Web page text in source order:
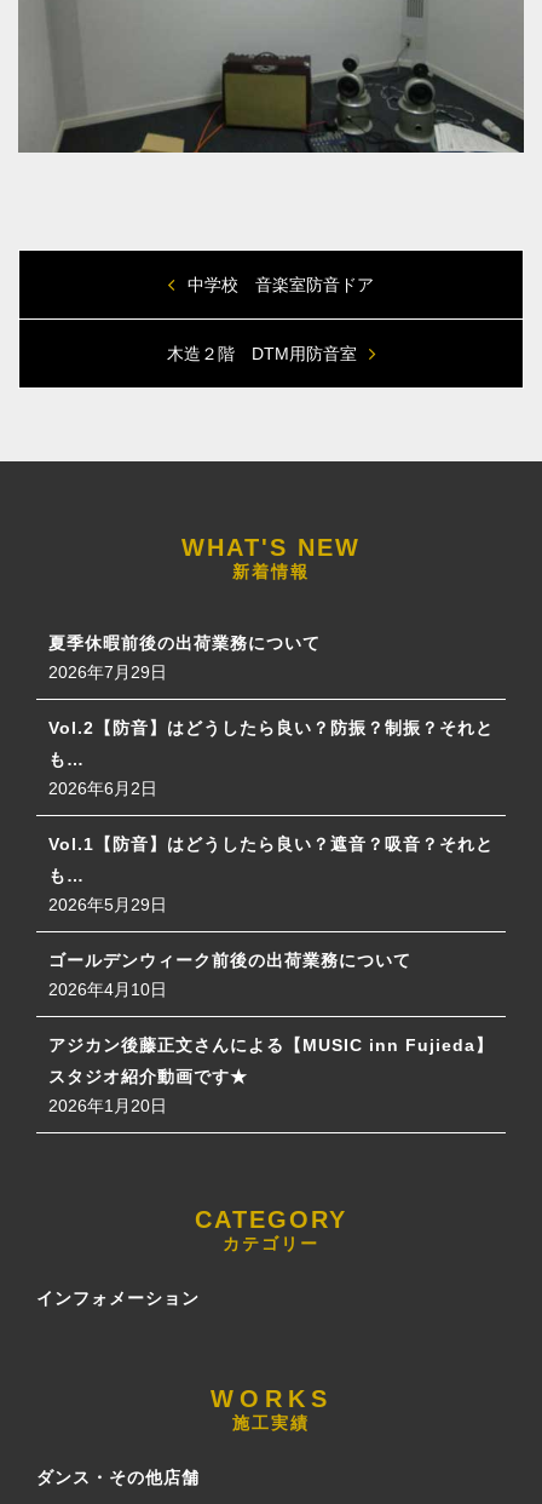
中学校 音楽室防音ドア
木造２階 DTM用防音室
新着情報
夏季休暇前後の出荷業務について
2026年7月29日
Vol.2【防音】はどうしたら良い？防振？制振？それと
も…
2026年6月2日
Vol.1【防音】はどうしたら良い？遮音？吸音？それと
も…
2026年5月29日
ゴールデンウィーク前後の出荷業務について
2026年4月10日
アジカン後藤正文さんによる【MUSIC inn Fujieda】
スタジオ紹介動画です★
2026年1月20日
カテゴリー
インフォメーション
施工実績
ダンス・その他店舗